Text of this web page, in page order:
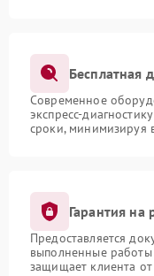
Бесплатная
Современное
экспресс-
сроки, минимизируя
Гарантия на
Предоставляется
выполненные работы
защищает клиента